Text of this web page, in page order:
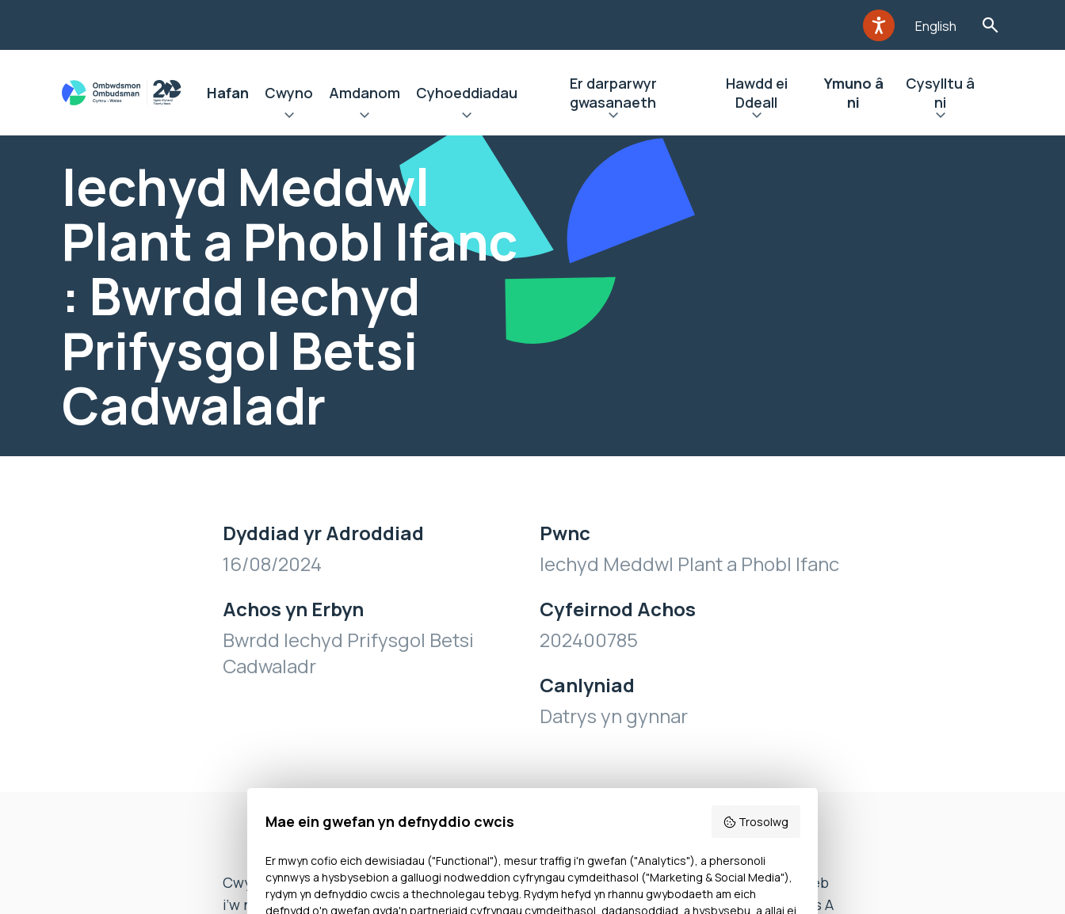
English
Hafan Cwyno Amdanom Cyhoeddiadau
Er darparwyr
gwasanaeth
Hawdd ei
Ddeall
Ymuno â
ni
Cysylltu â
ni
Iechyd Meddwl
Plant a Phobl Ifanc
: Bwrdd Iechyd
Prifysgol Betsi
Cadwaladr
Dyddiad yr Adroddiad
16/08/2024
Achos yn Erbyn
Bwrdd Iechyd Prifysgol Betsi
Cadwaladr
Pwnc
Iechyd Meddwl Plant a Phobl Ifanc
Cyfeirnod Achos
202400785
Canlyniad
Datrys yn gynnar
Cwynodd Miss A nad oedd Bwrdd Iechyd Prifysgol Betsi Cadwaladr wedi cyhoeddi ymateb
i’w neges ebost ynghylch asesu ei merch, a anfonwyd ar 30 Rhagfyr 2023. Dywedodd Miss A
Mae ein gwefan yn defnyddio cwcis Trosolwg
Er mwyn cofio eich dewisiadau ("Functional"), mesur traffig i'n gwefan ("Analytics"), a phersonoli
cynnwys a hysbysebion a galluogi nodweddion cyfryngau cymdeithasol ("Marketing & Social Media"),
rydym yn defnyddio cwcis a thechnolegau tebyg. Rydym hefyd yn rhannu gwybodaeth am eich
defnydd o'n gwefan gyda'n partneriaid cyfryngau cymdeithasol, dadansoddiad, a hysbysebu, a allai ei